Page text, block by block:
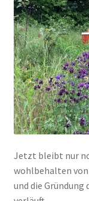
Jetzt bleibt nur
wohlbehalten
und die